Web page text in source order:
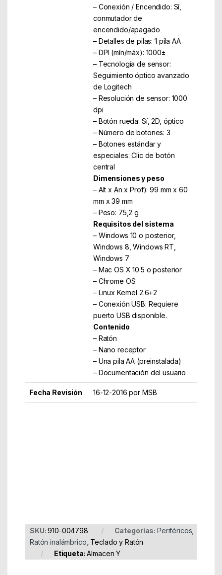
– Conexión / Encendido: Sí,
conmutador de
encendido/apagado
– Detalles de pilas: 1 pila AA
– DPI (mín/máx): 1000±
– Tecnología de sensor:
Seguimiento óptico avanzado
de Logitech
– Resolución de sensor: 1000
dpi
– Botón rueda: Sí, 2D, óptico
– Número de botones: 3
– Botones estándar y
especiales: Clic de botón
central
Dimensiones y peso
– Alt x An x Prof): 99 mm x 60
mm x 39 mm
– Peso: 75,2 g
Requisitos del sistema
– Windows 10 o posterior,
Windows 8, Windows RT,
Windows 7
– Mac OS X 10.5 o posterior
– Chrome OS
– Linux Kernel 2.6+2
– Conexión USB: Requiere
puerto USB disponible.
Contenido
– Ratón
– Nano receptor
– Una pila AA (preinstalada)
– Documentación del usuario
Fecha Revisión 16-12-2016 por MSB
SKU:910-004798 Categorías: Periféricos
Ratón inalámbrico Teclado y Ratón
Etiqueta:Almacen Y